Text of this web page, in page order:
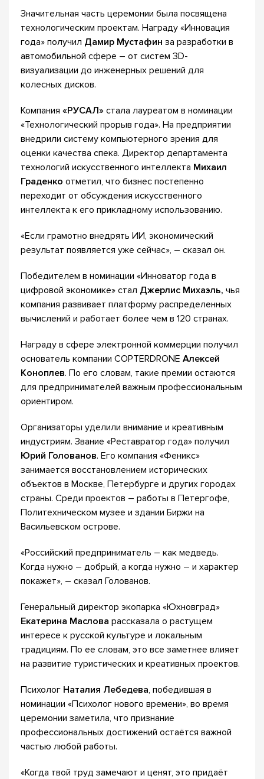
Значительная часть церемонии была посвящена
технологическим проектам. Награду «Инновация
года» получил Дамир Мустафин за разработки в
автомобильной сфере – от систем 3D-
визуализации до инженерных решений для
колесных дисков.
Компания «РУСАЛ» стала лауреатом в номинации
«Технологический прорыв года». На предприятии
внедрили систему компьютерного зрения для
оценки качества спека. Директор департамента
технологий искусственного интеллекта Михаил
Граденко отметил, что бизнес постепенно
переходит от обсуждения искусственного
интеллекта к его прикладному использованию.
«Если грамотно внедрять ИИ, экономический
результат появляется уже сейчас», – сказал он.
Победителем в номинации «Инноватор года в
цифровой экономике» стал Джерлис Михаэль, чья
компания развивает платформу распределенных
вычислений и работает более чем в 120 странах.
Награду в сфере электронной коммерции получил
основатель компании COPTERDRONE Алексей
Коноплев. По его словам, такие премии остаются
для предпринимателей важным профессиональным
ориентиром.
Организаторы уделили внимание и креативным
индустриям. Звание «Реставратор года» получил
Юрий Голованов. Его компания «Феникс»
занимается восстановлением исторических
объектов в Москве, Петербурге и других городах
страны. Среди проектов – работы в Петергофе,
Политехническом музее и здании Биржи на
Васильевском острове.
«Российский предприниматель – как медведь.
Когда нужно – добрый, а когда нужно – и характер
покажет», – сказал Голованов.
Генеральный директор экопарка «Юхновград»
Екатерина Маслова рассказала о растущем
интересе к русской культуре и локальным
традициям. По ее словам, это все заметнее влияет
на развитие туристических и креативных проектов.
Психолог Наталия Лебедева, победившая в
номинации «Психолог нового времени», во время
церемонии заметила, что признание
профессиональных достижений остаётся важной
частью любой работы.
«Когда твой труд замечают и ценят, это придаёт